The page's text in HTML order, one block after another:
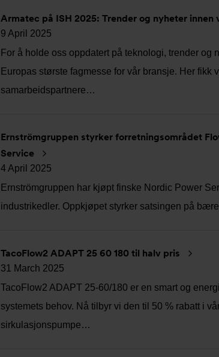
Armatec på ISH 2025: Trender og nyheter innen
9 April 2025
For å holde oss oppdatert på teknologi, trender og
Europas største fagmesse for vår bransje. Her fikk
samarbeidspartnere…
Ernströmgruppen styrker forretningsområdet
Service
4 April 2025
Ernströmgruppen har kjøpt finske Nordic Power
industrikedler. Oppkjøpet styrker satsingen på
TacoFlow2 ADAPT 25 60 180 til halv pris
31 March 2025
TacoFlow2 ADAPT 25-60/180 er en smart og
systemets behov. Nå tilbyr vi den til 50 % rabatt i
sirkulasjonspumpe…